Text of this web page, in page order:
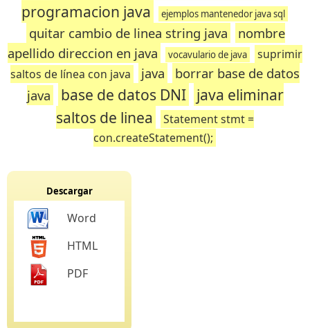
programacion java
ejemplos mantenedor java sql
quitar cambio de linea string java
nombre
apellido direccion en java
vocavulario de java
suprimir
saltos de línea con java
java
borrar base de datos
java
base de datos DNI java eliminar
saltos de linea
Statement stmt =
con.createStatement();
Descargar
Word
HTML
PDF